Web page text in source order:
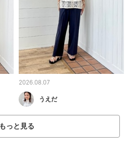
2026.08.07
うえだ
もっと見る